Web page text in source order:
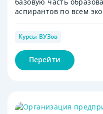
аспирантов по всем
Курсы ВУЗов
Перейти